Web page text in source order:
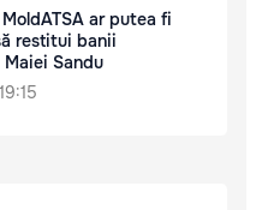
ar putea fi
restitui banii
Sandu